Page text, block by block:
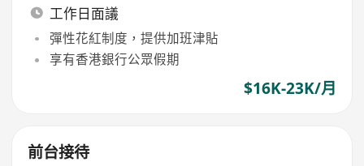
工作日面議
彈性花紅制度，提供加班津貼
享有香港銀行公眾假期
$16K-23K/月
前台接待